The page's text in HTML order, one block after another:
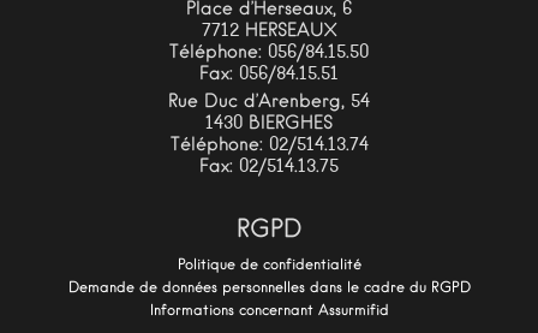
Place d’Herseaux, 6
7712 HERSEAUX
Téléphone: 056/84.15.50
Fax: 056/84.15.51
Rue Duc d’Arenberg, 54
1430 BIERGHES
Téléphone: 02/514.13.74
Fax: 02/514.13.75
RGPD
Politique de confidentialité
Demande de données personnelles dans le cadre du RGPD
Informations concernant Assurmifid